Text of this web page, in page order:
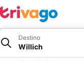
Destino
Willich